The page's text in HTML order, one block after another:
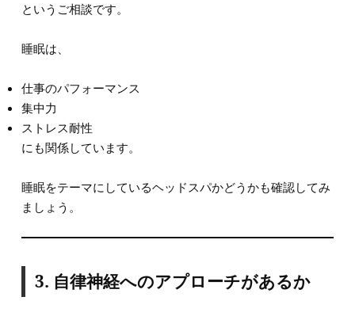
というご相談です。
睡眠は、
仕事のパフォーマンス
集中力
ストレス耐性
にも関係しています。
睡眠をテーマにしているヘッドスパかどうかも確認してみ
ましょう。
3. 自律神経へのアプローチがあるか